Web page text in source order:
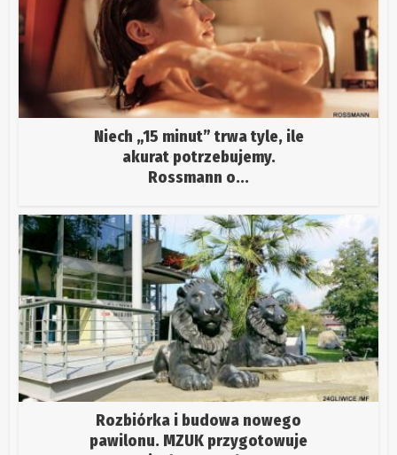
Niech „15 minut” trwa tyle, ile
akurat potrzebujemy.
Rossmann o...
Rozbiórka i budowa nowego
pawilonu. MZUK przygotowuje